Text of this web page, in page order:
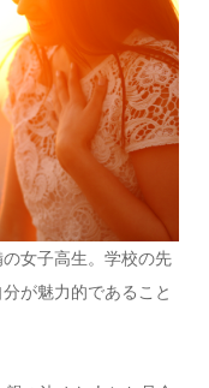
女子高生。学校の先
が魅力的であること